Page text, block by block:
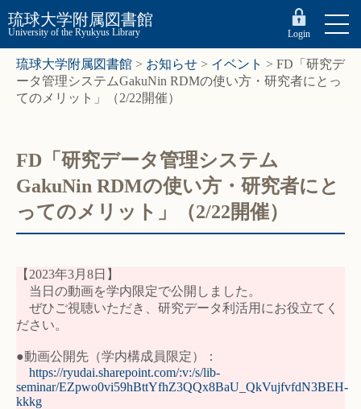
琉球大学附属図書館
University of the Ryukyus Library Login
琉球大学附属図書館 > お知らせ > イベント > FD「研究デ
ータ管理システムGakuNin RDMの使い方・研究者にとっ
てのメリット」（2/22開催）
FD「研究データ管理システム
GakuNin RDMの使い方・研究者にと
ってのメリット」（2/22開催）
【2023年3月8日】
当日の動画を学内限定で公開しました。
ぜひご視聴いただき、研究データ利活用にお役立てく
ださい。
●動画公開先（学内構成員限定）：
https://ryudai.sharepoint.com/:v:/s/lib-
seminar/EZpwo0vi59hBttYfhZ3QQx8BaU_QkVujfvfdN3BEH-
kkkg